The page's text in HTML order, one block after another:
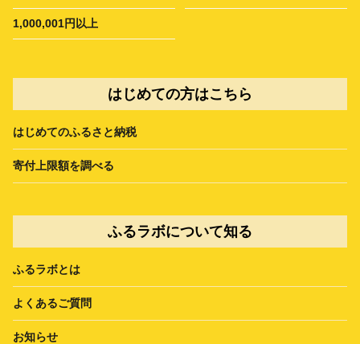
1,000,001円以上
はじめての方はこちら
はじめてのふるさと納税
寄付上限額を調べる
ふるラボについて知る
ふるラボとは
よくあるご質問
お知らせ